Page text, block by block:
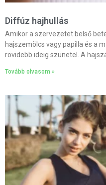
Diffúz hajhullás
Amikor a szervezetet belső
hajszemölcs vagy papilla és a
rövidebb ideig szünetel. A
Tovább olvasom »